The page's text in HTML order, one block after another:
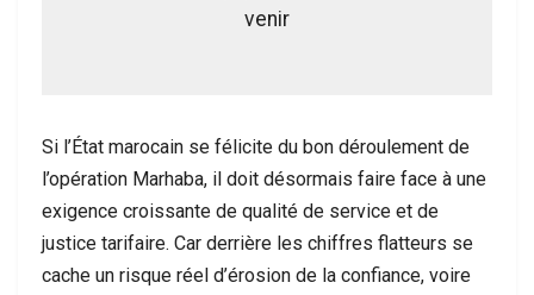
venir
Si l’État marocain se félicite du bon déroulement de
l’opération Marhaba, il doit désormais faire face à une
exigence croissante de qualité de service et de
justice tarifaire. Car derrière les chiffres flatteurs se
cache un risque réel d’érosion de la confiance, voire